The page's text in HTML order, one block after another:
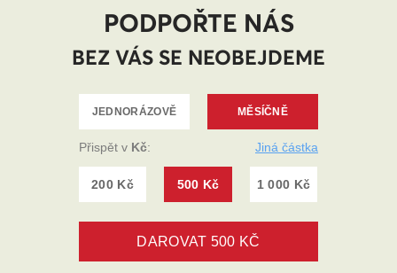
PODPOŘTE NÁS
BEZ VÁS SE NEOBEJDEME